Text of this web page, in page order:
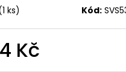
ks) Kód:
Kč